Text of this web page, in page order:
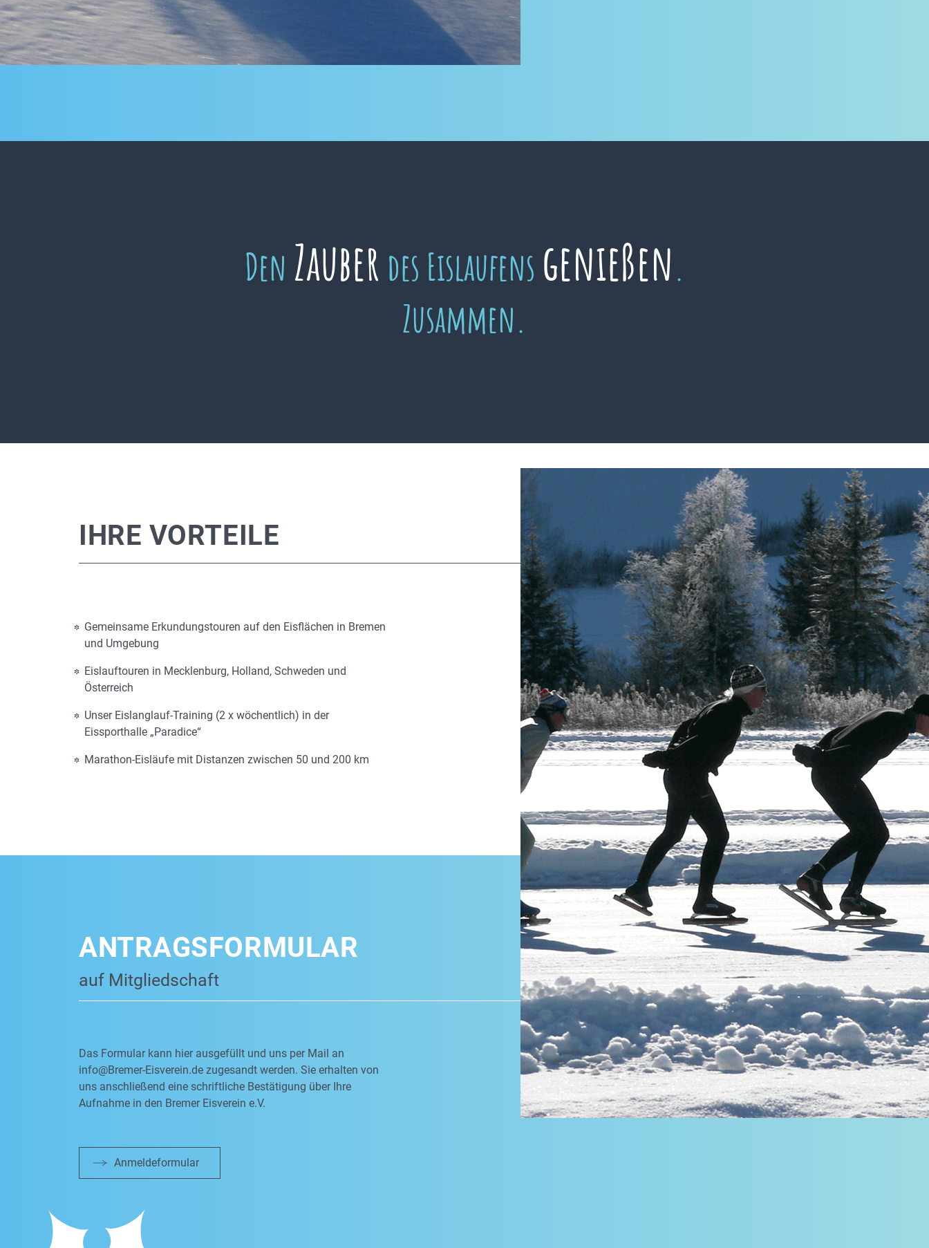
Den Zauber des Eislaufens genießen.
Zusammen.
IHRE VORTEILE
Gemeinsame Erkundungstouren auf den Eisflächen in Bremen
und Umgebung
Eislauftouren in Mecklenburg, Holland, Schweden und
Österreich
Unser Eislanglauf-Training (2 x wöchentlich) in der
Eissporthalle „Paradice“
Marathon-Eisläufe mit Distanzen zwischen 50 und 200 km
ANTRAGSFORMULAR
auf Mitgliedschaft
Das Formular kann hier ausgefüllt und uns per Mail an
info@Bremer-Eisverein.dezugesandt werden. Sie erhalten von
uns anschließend eine schriftliche Bestätigung über Ihre
Aufnahme in den Bremer Eisverein e.V.
Anmeldeformular